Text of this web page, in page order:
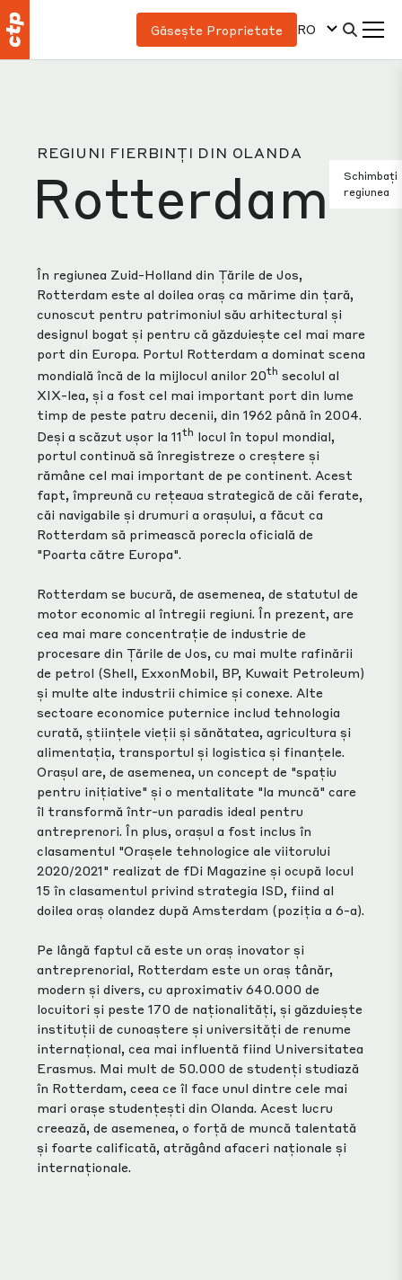
Găsește Proprietate RO
REGIUNI FIERBINȚI DIN OLANDA
Rotterdam
Schimbați
regiunea
În regiunea Zuid-Holland din Țările de Jos,
Rotterdam este al doilea oraș ca mărime din țară,
cunoscut pentru patrimoniul său arhitectural și
designul bogat și pentru că găzduiește cel mai mare
port din Europa. Portul Rotterdam a dominat scena
mondială încă de la mijlocul anilor 20th secolul al
XIX-lea, și a fost cel mai important port din lume
timp de peste patru decenii, din 1962 până în 2004.
Deși a scăzut ușor la 11th locul în topul mondial,
portul continuă să înregistreze o creștere și
rămâne cel mai important de pe continent. Acest
fapt, împreună cu rețeaua strategică de căi ferate,
căi navigabile și drumuri a orașului, a făcut ca
Rotterdam să primească porecla oficială de
"Poarta către Europa".
Rotterdam se bucură, de asemenea, de statutul de
motor economic al întregii regiuni. În prezent, are
cea mai mare concentrație de industrie de
procesare din Țările de Jos, cu mai multe rafinării
de petrol (Shell, ExxonMobil, BP, Kuwait Petroleum)
și multe alte industrii chimice și conexe. Alte
sectoare economice puternice includ tehnologia
curată, științele vieții și sănătatea, agricultura și
alimentația, transportul și logistica și finanțele.
Orașul are, de asemenea, un concept de "spațiu
pentru inițiative" și o mentalitate "la muncă" care
îl transformă într-un paradis ideal pentru
antreprenori. În plus, orașul a fost inclus în
clasamentul "Orașele tehnologice ale viitorului
2020/2021" realizat de fDi Magazine și ocupă locul
15 în clasamentul privind strategia ISD, fiind al
doilea oraș olandez după Amsterdam (poziția a 6-a).
Pe lângă faptul că este un oraș inovator și
antreprenorial, Rotterdam este un oraș tânăr,
modern și divers, cu aproximativ 640.000 de
locuitori și peste 170 de naționalități, și găzduiește
instituții de cunoaștere și universități de renume
internațional, cea mai influentă fiind Universitatea
Erasmus. Mai mult de 50.000 de studenți studiază
în Rotterdam, ceea ce îl face unul dintre cele mai
mari orașe studențești din Olanda. Acest lucru
creează, de asemenea, o forță de muncă talentată
și foarte calificată, atrăgând afaceri naționale și
internaționale.